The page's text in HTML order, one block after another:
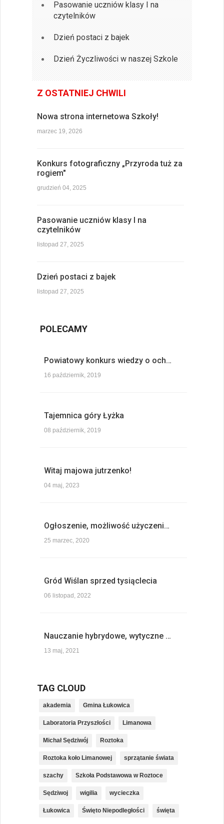
Pasowanie uczniów klasy I na
czytelników
Dzień postaci z bajek
Dzień Życzliwości w naszej Szkole
Z OSTATNIEJ CHWILI
Nowa strona internetowa Szkoły!
marzec 19, 2026
Konkurs fotograficzny „Przyroda tuż za
rogiem"
grudzień 04, 2025
Pasowanie uczniów klasy I na
czytelników
listopad 27, 2025
Dzień postaci z bajek
listopad 27, 2025
POLECAMY
Powiatowy konkurs wiedzy o och…
16 październik, 2019
Tajemnica góry Łyżka
08 październik, 2019
Witaj majowa jutrzenko!
04 maj, 2023
Ogłoszenie, możliwość użyczeni…
25 marzec, 2020
Gród Wiślan sprzed tysiąclecia
06 listopad, 2022
Nauczanie hybrydowe, wytyczne …
13 maj, 2021
TAG CLOUD
akademia Gmina Łukowica
Laboratoria Przyszłości Limanowa
Michał Sędziwój Roztoka
Roztoka koło Limanowej sprzątanie świata
szachy Szkoła Podstawowa w Roztoce
Sędziwoj wigilia wycieczka
Łukowica Święto Niepodległości święta